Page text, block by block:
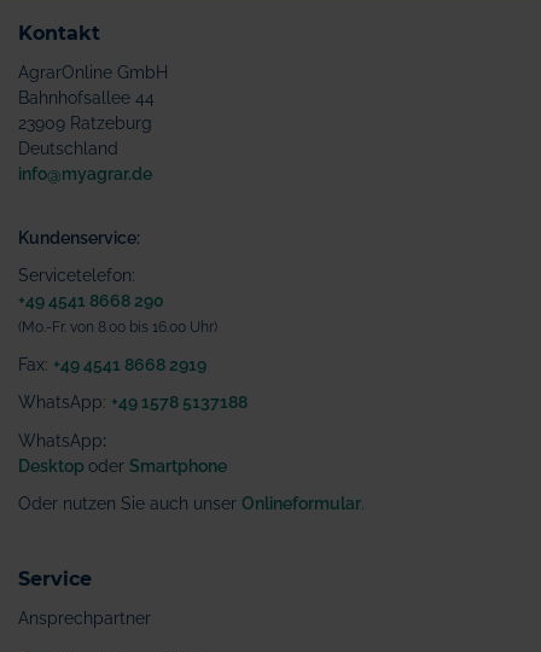
Kontakt
AgrarOnline GmbH
Bahnhofsallee 44
23909 Ratzeburg
Deutschland
info@myagrar.de
Kundenservice:
Servicetelefon:
+49 4541 8668 290
(Mo.-Fr. von 8.00 bis 16.00 Uhr)
Fax: +49 4541 8668 2919
WhatsApp: +49 1578 5137188
WhatsApp:
Desktop oder Smartphone
Oder nutzen Sie auch unser Onlineformular
Service
Ansprechpartner